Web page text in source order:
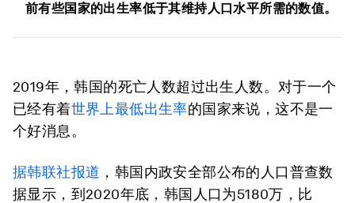
前有些国家的出生率低于其维持人口水平所需的数值。
2019年，韩国的死亡人数超过出生人数。对于一个
已经有着世界上最低出生率的国家来说，这不是一
个好消息。
据韩联社报道 ，韩国内政安全部公布的人口普查数
据显示，到2020年底，韩国人口为5180万，比